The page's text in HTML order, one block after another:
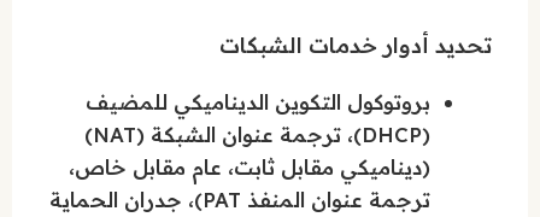
تحديد أدوار خدمات الشبكات
بروتوكول التكوين الديناميكي للمضيف
(DHCP)، ترجمة عنوان الشبكة (NAT)
(ديناميكي مقابل ثابت، عام مقابل خاص،
ترجمة عنوان المنفذ PAT)، جدران الحماية